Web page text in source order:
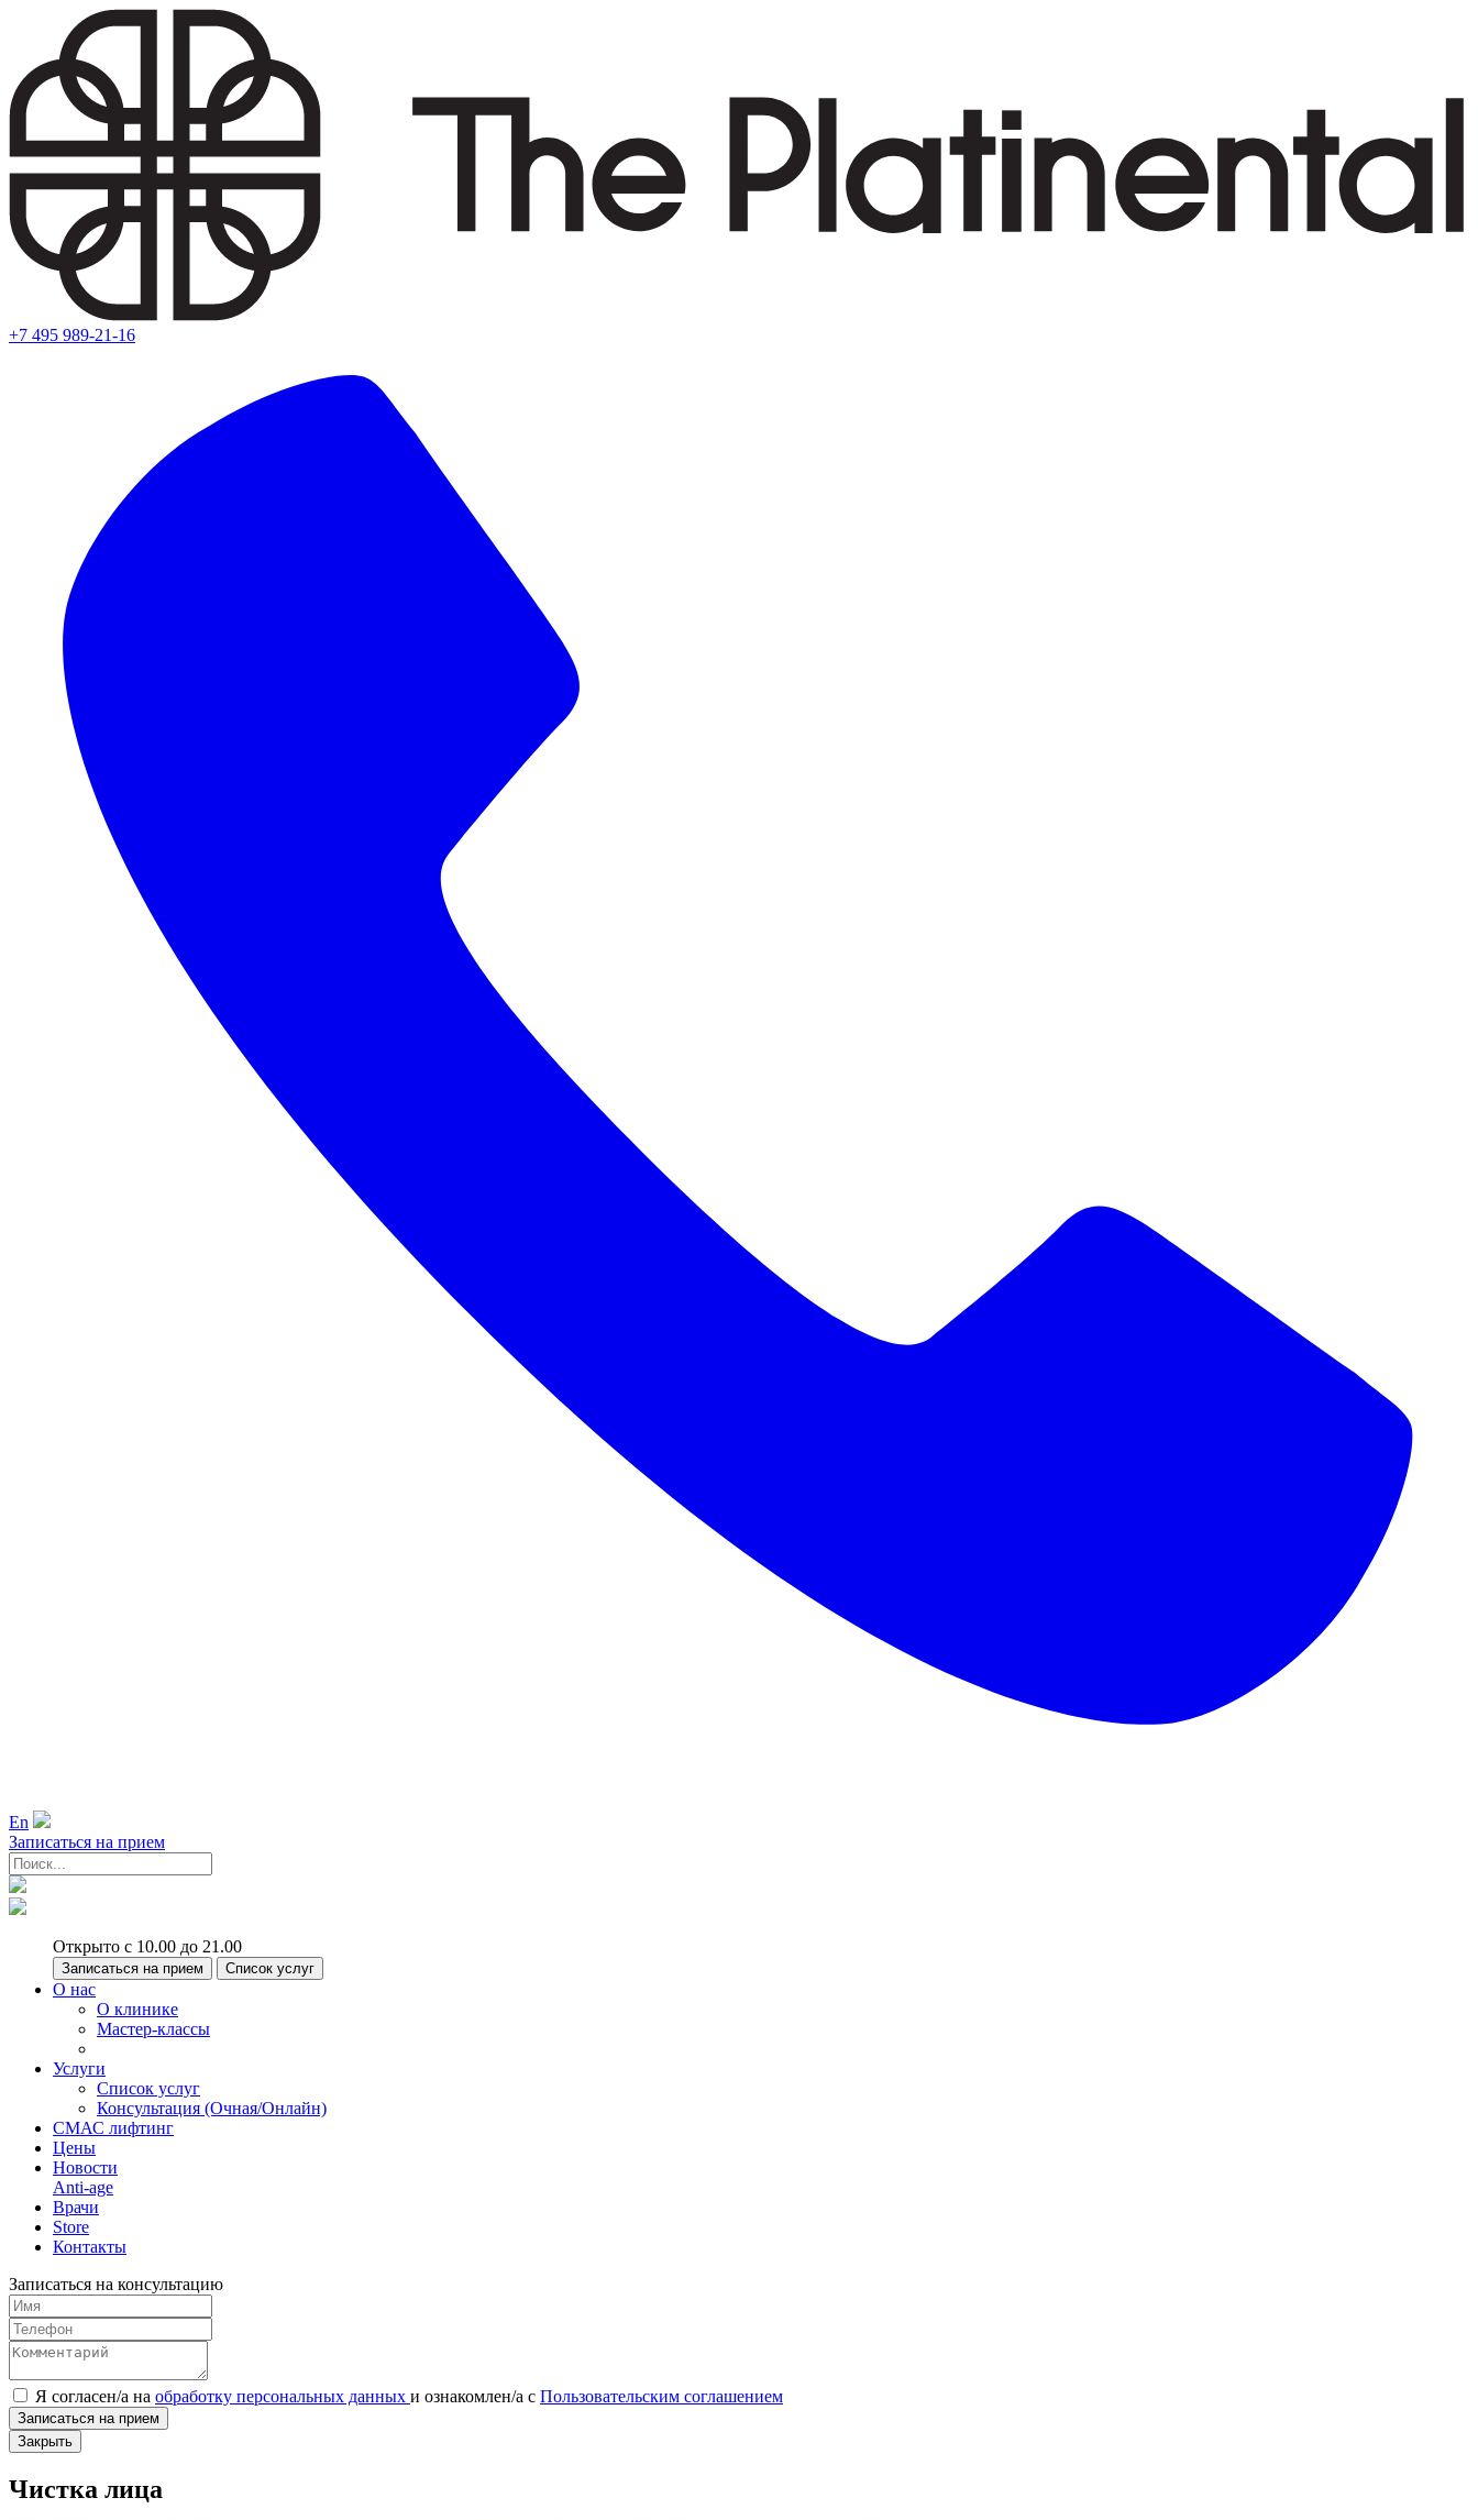
+7 495 989-21-16
En
Записаться на прием
Открыто с 10.00 до 21.00
Записаться на прием Список услуг
О нас
О клинике
Мастер-классы
Услуги
Список услуг
Консультация (Очная/Онлайн)
СМАС лифтинг
Цены
Новости
Anti-age
Врачи
Store
Контакты
Записаться на консультацию
Я согласен/а на обработку персональных данных и ознакомлен/а с Пользовательским соглашением
Записаться на прием
Закрыть
Чистка лица